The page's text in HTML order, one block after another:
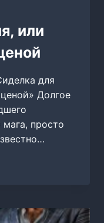
или
для
Долгое
мага, просто